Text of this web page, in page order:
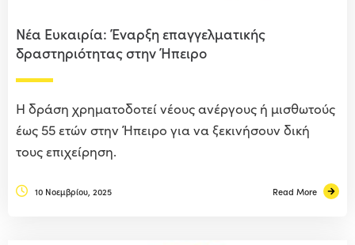
Νέα Ευκαιρία: Έναρξη επαγγελματικής
δραστηριότητας στην Ήπειρο
Η δράση χρηματοδοτεί νέους ανέργους ή μισθωτούς
έως 55 ετών στην Ήπειρο για να ξεκινήσουν δική
τους επιχείρηση.
10 Νοεμβρίου, 2025 Read More